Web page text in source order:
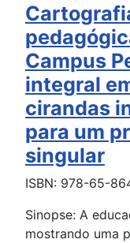
Campus
integral
cirandas
para um
singular
ISBN: 978-65-
Sinopse: A
mostrando uma